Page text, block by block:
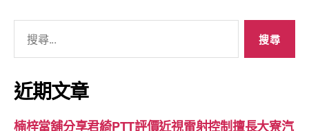
關
鍵
字:
近期文章
楠梓當舖分享君綺PTT評價近視雷射控制擅長大寮汽